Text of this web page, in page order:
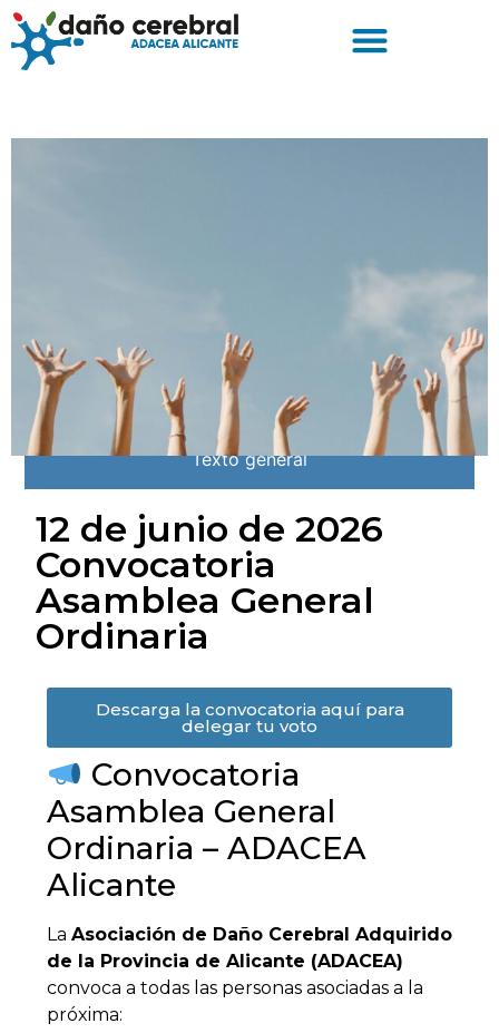
Texto general
12 de junio de 2026
Convocatoria
Asamblea General
Ordinaria
Descarga la convocatoria aquí para
delegar tu voto
Convocatoria
Asamblea General
Ordinaria – ADACEA
Alicante
La Asociación de Daño Cerebral Adquirido
de la Provincia de Alicante (ADACEA)
convoca a todas las personas asociadas a la
próxima: